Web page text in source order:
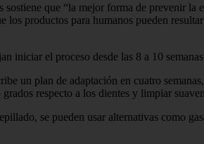
que “la mejor forma de prevenir la
los productos para humanos pueden
iniciar el proceso desde las 8 a 10
un plan de adaptación en cuatro
respecto a los dientes y limpiar
se pueden usar alternativas como